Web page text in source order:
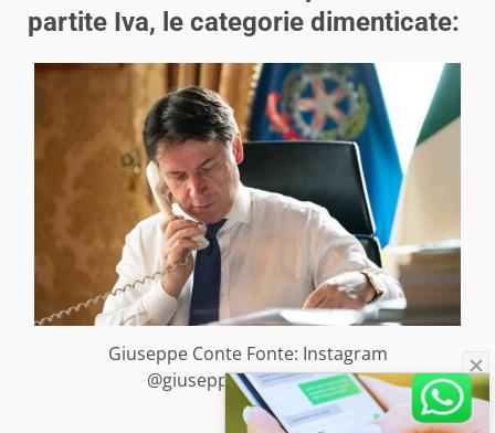
partite Iva, le categorie dimenticate:
Giuseppe Conte Fonte: Instagram
@giuseppeconte_official